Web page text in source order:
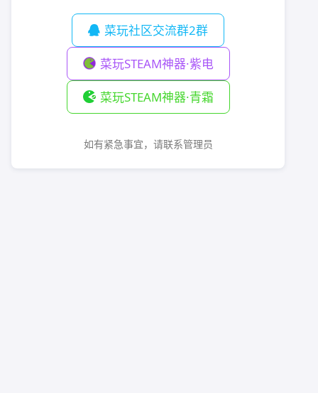
菜玩社区交流群2群
菜玩STEAM神器·紫电
菜玩STEAM神器·青霜
如有紧急事宜，请联系管理员